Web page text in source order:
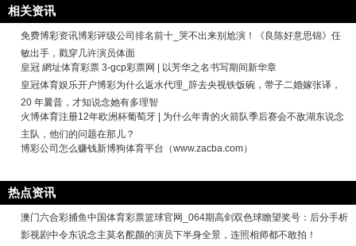
相关资讯
免费博彩资讯博彩评级公司排名前十_哭不出来别尬演！《良陈好意思锦》任
敏出手，戳穿几许演员体面
皇冠 網址体育彩票 3-gcp彩票网 | 以芳华之名书写期间新华章
皇冠体育娱乐开户博彩为什么返水代理_辞去央视铁饭碗，带子二婚嫁张译，
20 年曩昔，才知说念她有多理智
火博体育注册12年欧洲杯葡萄牙 | 为什么年青的火箭队季后赛会不敌湖东说念
主队，他们的问题在那儿？
博彩公司怎么赚钱新博狗体育平台（www.zacba.com）
热点资讯
澳门六合彩捕鱼中国体育彩票篮球官网_064期高剑双色球瞻望奖号：后分手析
影视剧中令东说念主莫名酡颜的演员下半身全景，连照相师都不敢拍！